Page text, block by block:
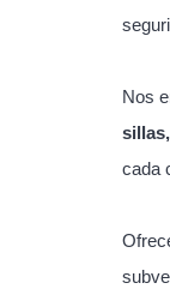
Nos
cada